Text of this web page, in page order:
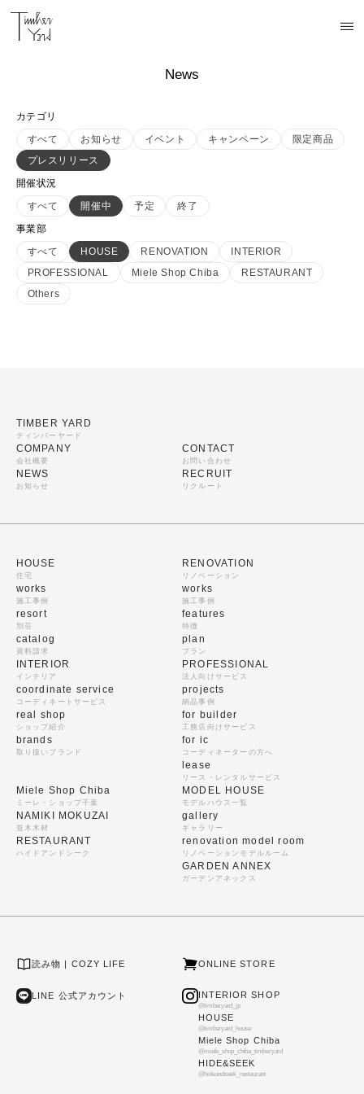
News
カテゴリ
すべて
お知らせ イベント キャンペーン
限定商品
プレスリリース
開催状況
すべて
開催中 予定
終了
事業部
すべて
HOUSE RENOVATION
INTERIOR
PROFESSIONAL
Miele Shop Chiba
RESTAURANT
Others
TIMBER YARD
ティンバーヤード
COMPANY
会社概要
NEWS
お知らせ
CONTACT
お問い合わせ
RECRUIT
リクルート
HOUSE
住宅
works
施工事例
resort
別荘
catalog
資料請求
RENOVATION
リノベーション
works
施工事例
features
特徴
plan
プラン
INTERIOR
インテリア
coordinate service
コーディネートサービス
real shop
ショップ紹介
brands
取り扱いブランド
PROFESSIONAL
法人向けサービス
projects
納品事例
for builder
工務店向けサービス
for ic
コーディネーターの方へ
lease
リース・レンタルサービス
Miele Shop Chiba
ミーレ・ショップ千葉
NAMIKI MOKUZAI
並木木材
RESTAURANT
ハイドアンドシーク
MODEL HOUSE
モデルハウス一覧
gallery
ギャラリー
renovation model room
リノベーションモデルルーム
GARDEN ANNEX
ガーデンアネックス
読み物 | COZY LIFE ONLINE STORE
LINE 公式アカウント INTERIOR SHOP
@timberyard_jp
HOUSE
@timberyard_house
Miele Shop Chiba
@miele_shop_chiba_timberyard
HIDE&SEEK
@hideandseek_restaurant